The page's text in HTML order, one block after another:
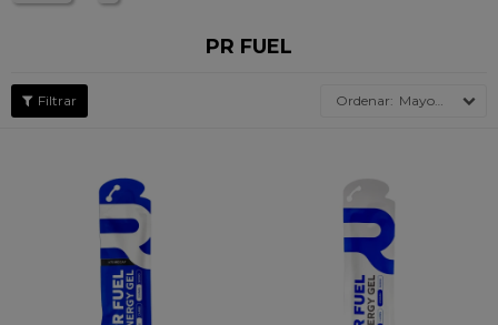
PR FUEL
Mayor precio